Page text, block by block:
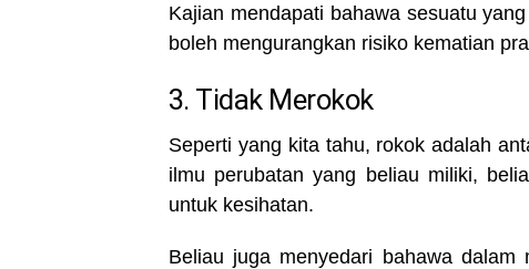
Kajian mendapati bahawa sesuatu
boleh mengurangkan risiko kematian
3. Tidak Merokok
Seperti yang kita tahu, rokok adalah
ilmu perubatan yang beliau miliki,
untuk kesihatan.
Beliau juga menyedari bahawa